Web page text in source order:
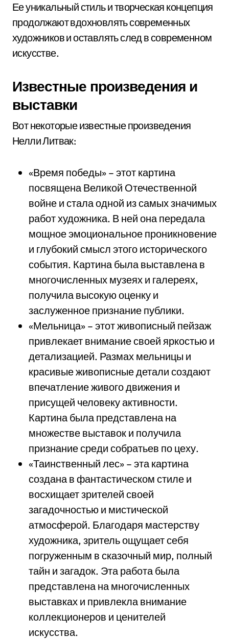
Ее уникальный стиль и творческая концепция
продолжают вдохновлять современных
художников и оставлять след в современном
искусстве.
Известные произведения и
выставки
Вот некоторые известные произведения
Нелли Литвак:
«Время победы» – этот картина
посвящена Великой Отечественной
войне и стала одной из самых значимых
работ художника. В ней она передала
мощное эмоциональное проникновение
и глубокий смысл этого исторического
события. Картина была выставлена в
многочисленных музеях и галереях,
получила высокую оценку и
заслуженное признание публики.
«Мельница» – этот живописный пейзаж
привлекает внимание своей яркостью и
детализацией. Размах мельницы и
красивые живописные детали создают
впечатление живого движения и
присущей человеку активности.
Картина была представлена на
множестве выставок и получила
признание среди собратьев по цеху.
«Таинственный лес» – эта картина
создана в фантастическом стиле и
восхищает зрителей своей
загадочностью и мистической
атмосферой. Благодаря мастерству
художника, зритель ощущает себя
погруженным в сказочный мир, полный
тайн и загадок. Эта работа была
представлена на многочисленных
выставках и привлекла внимание
коллекционеров и ценителей
искусства.